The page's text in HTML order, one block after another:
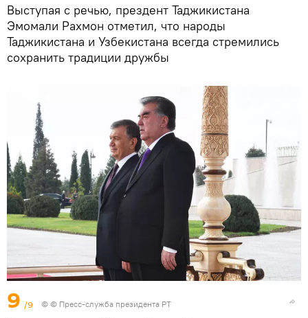
Выступая с речью, прездент Таджикистана
Эмомали Рахмон отметил, что народы
Таджикистана и Узбекистана всегда стремились
сохранить традиции дружбы
9 /9 © © Пресс-служба президента РТ